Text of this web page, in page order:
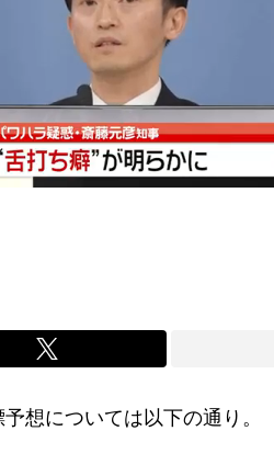
想については以下の通り。